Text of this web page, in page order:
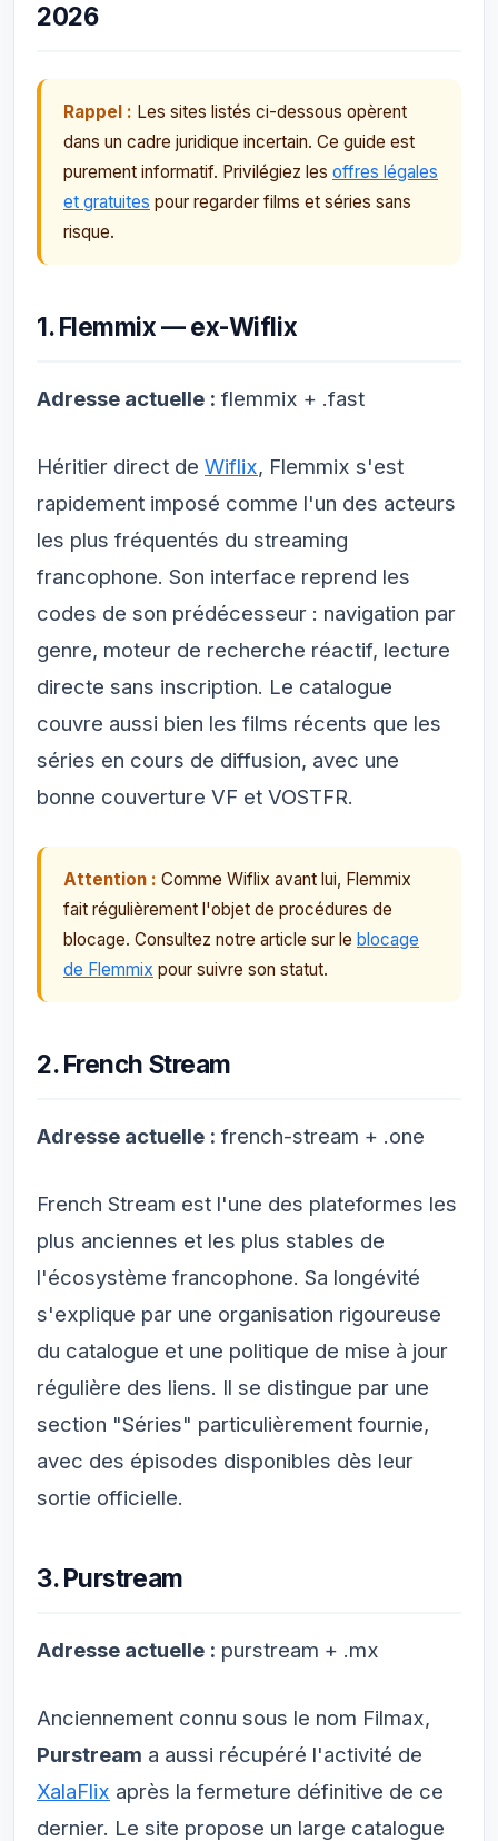
2026
Rappel : Les sites listés ci-dessous opèrent
dans un cadre juridique incertain. Ce guide est
purement informatif. Privilégiez les offres légales
et gratuites pour regarder films et séries sans
risque.
1. Flemmix — ex-Wiflix
Adresse actuelle : flemmix + .fast
Héritier direct de Wiflix, Flemmix s'est
rapidement imposé comme l'un des acteurs
les plus fréquentés du streaming
francophone. Son interface reprend les
codes de son prédécesseur : navigation par
genre, moteur de recherche réactif, lecture
directe sans inscription. Le catalogue
couvre aussi bien les films récents que les
séries en cours de diffusion, avec une
bonne couverture VF et VOSTFR.
Attention : Comme Wiflix avant lui, Flemmix
fait régulièrement l'objet de procédures de
blocage. Consultez notre article sur le blocage
de Flemmix pour suivre son statut.
2. French Stream
Adresse actuelle : french-stream + .one
French Stream est l'une des plateformes les
plus anciennes et les plus stables de
l'écosystème francophone. Sa longévité
s'explique par une organisation rigoureuse
du catalogue et une politique de mise à jour
régulière des liens. Il se distingue par une
section "Séries" particulièrement fournie,
avec des épisodes disponibles dès leur
sortie officielle.
3. Purstream
Adresse actuelle : purstream + .mx
Anciennement connu sous le nom Filmax,
Purstream a aussi récupéré l'activité de
XalaFlix après la fermeture définitive de ce
dernier. Le site propose un large catalogue